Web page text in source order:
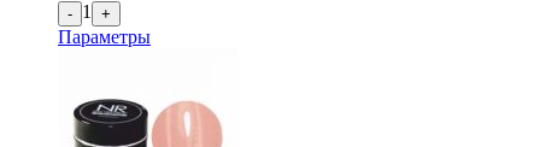
- 1 +
Параметры